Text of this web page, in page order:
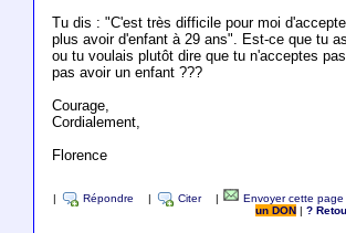
Tu dis : "C'est très difficile pour moi
plus avoir d'enfant à 29 ans". Est-ce que tu
ou tu voulais plutôt dire que tu n'acceptes
pas avoir un enfant ???
Courage,
Cordialement,
Florence
Répondre Citer Envoyer cette
un DON
|?